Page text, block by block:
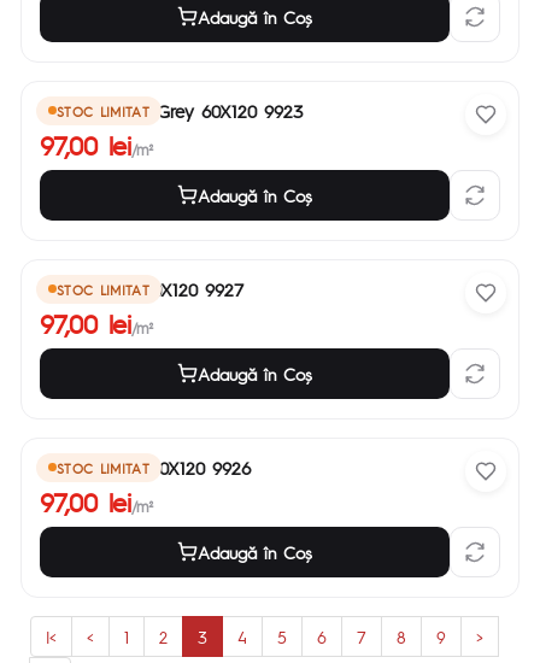
Adaugă în Coş
STOC LIMITAT
Subway Light Grey 60X120 9923
97,00 lei/m²
Adaugă în Coş
STOC LIMITAT
Space Grey 60X120 9927
97,00 lei/m²
Adaugă în Coş
STOC LIMITAT
Space Beige 60X120 9926
97,00 lei/m²
Adaugă în Coş
|< < 1 2 3 4 5 6 7 8 9
>